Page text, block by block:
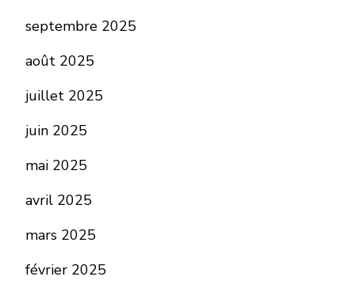
septembre 2025
août 2025
juillet 2025
juin 2025
mai 2025
avril 2025
mars 2025
février 2025